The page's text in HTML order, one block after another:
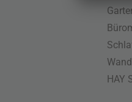
HAY